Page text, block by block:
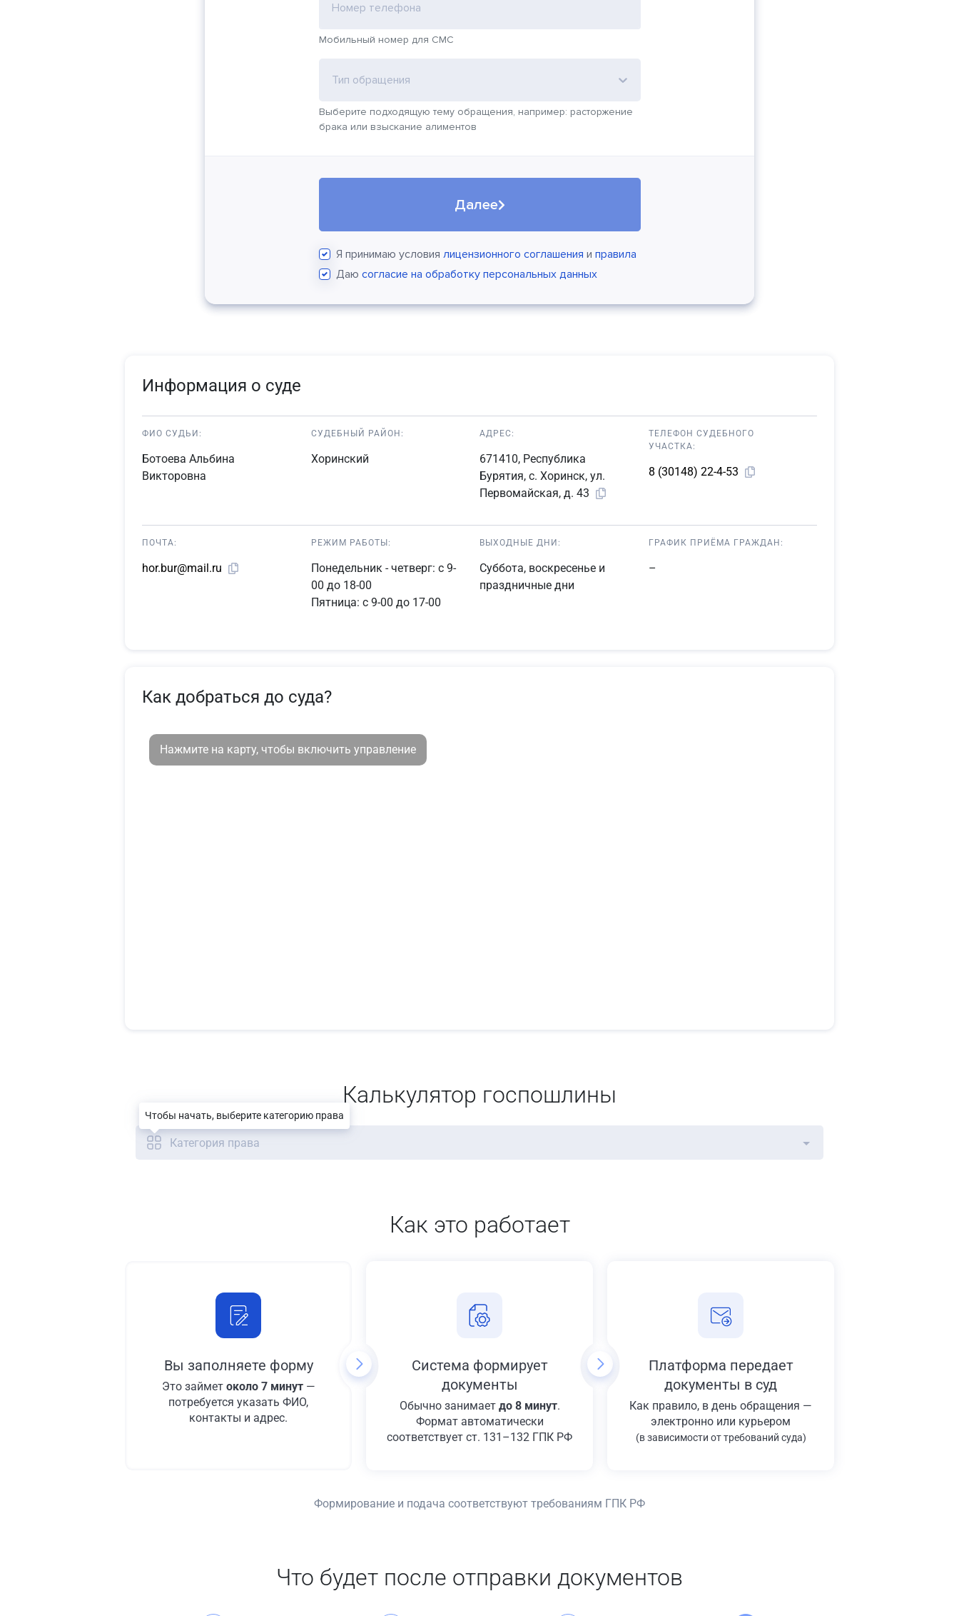
Номер телефона
Мобильный номер для СМС
Тип обращения
Выберите подходящую тему обращения, например: расторжение
брака или взыскание алиментов
Далее
Я принимаю условия лицензионного соглашения и правила
Даю согласие на обработку персональных данных
Информация о суде
ФИО СУДЬИ:
Ботоева Альбина
Викторовна
СУДЕБНЫЙ РАЙОН:
Хоринский
АДРЕС:
671410, Республика
Бурятия, с. Хоринск, ул.
Первомайская, д. 43
ТЕЛЕФОН СУДЕБНОГО
УЧАСТКА:
8 (30148) 22-4-53
ПОЧТА:
hor.bur@mail.ru
РЕЖИМ РАБОТЫ:
Понедельник - четверг: с 9-
00 до 18-00
Пятница: с 9-00 до 17-00
ВЫХОДНЫЕ ДНИ:
Суббота, воскресенье и
праздничные дни
ГРАФИК ПРИЁМА ГРАЖДАН:
–
Как добраться до суда?
Нажмите на карту, чтобы включить управление
Калькулятор госпошлины
Категория права
Как это работает
Вы заполняете форму
Это займет около 7 минут—
потребуется указать ФИО,
контакты и адрес.
Система формирует
документы
Обычно занимает до 8 минут.
Формат автоматически
соответствует ст. 131–132 ГПК РФ
Платформа передает
документы в суд
Как правило, в день обращения —
электронно или курьером
(в зависимости от требований суда)
Формирование и подача соответствуют требованиям ГПК РФ
Что будет после отправки документов
Чтобы начать, выберите категорию права